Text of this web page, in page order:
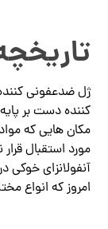
ژل ضدعفونی
کننده دست بر
مکان هایی که
آنفولانزای خوکی
امروز که انواع